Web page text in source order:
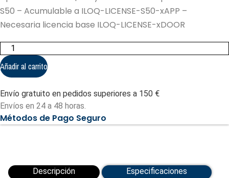
S50 – Acumulable a ILOQ-LICENSE-S50-xAPP –
Necesaria licencia base ILOQ-LICENSE-xDOOR
Licencia
APP
control
de
acceso
50
APPs
|
Pago
anual
cantidad
Añadir al carrito
Envío gratuito en pedidos superiores a 150 €
Envíos en 24 a 48 horas.
Métodos de Pago Seguro
Descripción
Especificaciones